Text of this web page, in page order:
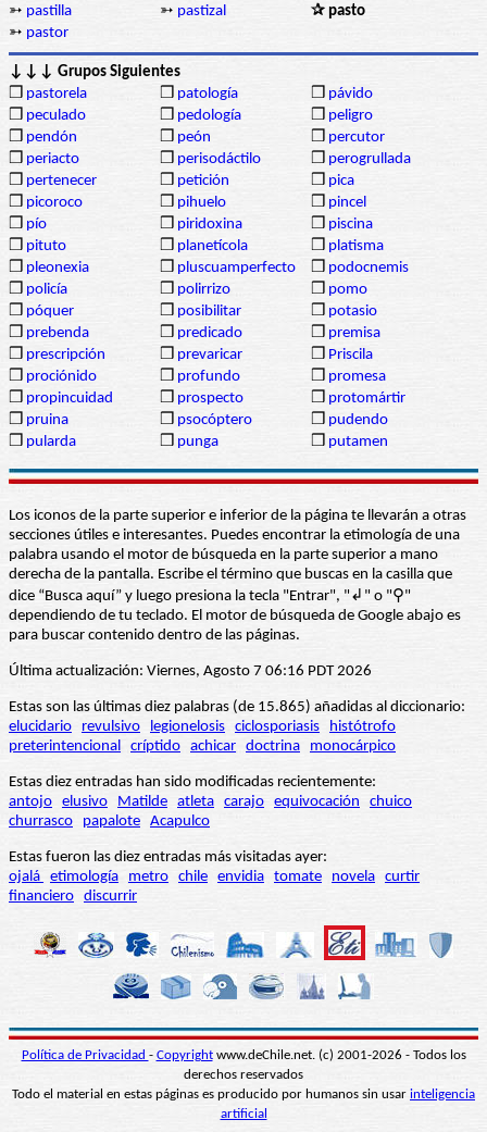
➳ pastilla ➳ pastizal
✰ pasto
➳ pastor
↓↓↓ Grupos Siguientes
❒ pastorela ❒ patología ❒ pávido
❒ peculado ❒ pedología ❒ peligro
❒ pendón ❒ peón ❒ percutor
❒ periacto ❒ perisodáctilo ❒ perogrullada
❒ pertenecer ❒ petición ❒ pica
❒ picoroco ❒ pihuelo ❒ pincel
❒ pío ❒ piridoxina ❒ piscina
❒ pituto ❒ planetícola ❒ platisma
❒ pleonexia ❒ pluscuamperfecto ❒ podocnemis
❒ policía ❒ polirrizo ❒ pomo
❒ póquer ❒ posibilitar ❒ potasio
❒ prebenda ❒ predicado ❒ premisa
❒ prescripción ❒ prevaricar ❒ Priscila
❒ prociónido ❒ profundo ❒ promesa
❒ propincuidad ❒ prospecto ❒ protomártir
❒ pruina ❒ psocóptero ❒ pudendo
❒ pularda ❒ punga ❒ putamen
Los iconos de la parte superior e inferior de la página te llevarán a otras
secciones útiles e interesantes. Puedes encontrar la etimología de una
palabra usando el motor de búsqueda en la parte superior a mano
derecha de la pantalla. Escribe el término que buscas en la casilla que
dice “Busca aquí” y luego presiona la tecla "Entrar", "↲" o "⚲"
dependiendo de tu teclado. El motor de búsqueda de Google abajo es
para buscar contenido dentro de las páginas.
Última actualización: Viernes, Agosto 7 06:16 PDT 2026
Estas son las últimas diez palabras (de 15.865) añadidas al diccionario:
elucidario
revulsivo legionelosis ciclosporiasis
histótrofo
preterintencional críptido achicar doctrina monocárpico
Estas diez entradas han sido modificadas recientemente:
antojo elusivo Matilde atleta carajo equivocación
chuico
churrasco
papalote Acapulco
Estas fueron las diez entradas más visitadas ayer:
ojalá etimología metro chile envidia tomate novela curtir
financiero discurrir
Política de Privacidad - Copyrightwww.deChile.net. (c) 2001-2026 - Todos los
derechos reservados
Todo el material en estas páginas es producido por humanos sin usar inteligencia
artificial